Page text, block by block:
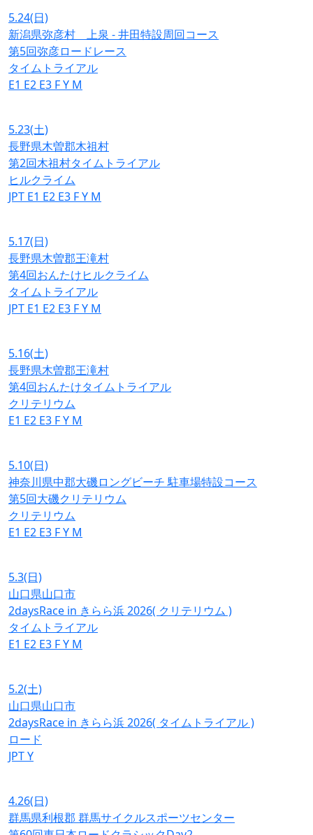
5.24(日)
新潟県弥彦村 上泉 - 井田特設周回コース
第5回弥彦ロードレース
タイムトライアル
E1 E2 E3 FY M
5.23(土)
長野県木曽郡木祖村
第2回木祖村タイムトライアル
ヒルクライム
JPT E1 E2 E3 FY M
5.17(日)
長野県木曽郡王滝村
第4回おんたけヒルクライム
タイムトライアル
JPT E1 E2 E3 FY M
5.16(土)
長野県木曽郡王滝村
第4回おんたけタイムトライアル
クリテリウム
E1 E2 E3 FY M
5.10(日)
神奈川県中郡大磯ロングビーチ 駐車場特設コース
第5回大磯クリテリウム
クリテリウム
E1 E2 E3 FY M
5.3(日)
山口県山口市
2daysRace in きらら浜 2026( クリテリウム )
タイムトライアル
E1 E2 E3 FY M
5.2(土)
山口県山口市
2daysRace in きらら浜 2026( タイムトライアル )
ロード
JPTY
4.26(日)
群馬県利根郡 群馬サイクルスポーツセンター